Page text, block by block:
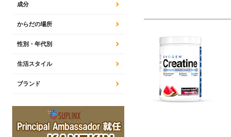
成分
からだの場所
性別・年代別
生活スタイル
ブランド